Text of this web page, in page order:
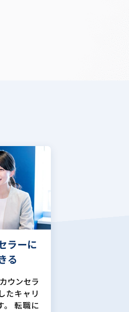
ラーに
る
ウンセラ
たキャリ
。 転職に